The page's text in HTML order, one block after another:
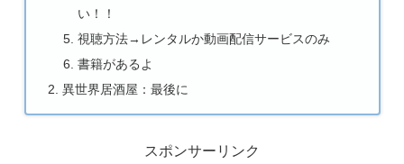
い！！
視聴方法→レンタルか動画配信サービスのみ
書籍があるよ
異世界居酒屋：最後に
スポンサーリンク